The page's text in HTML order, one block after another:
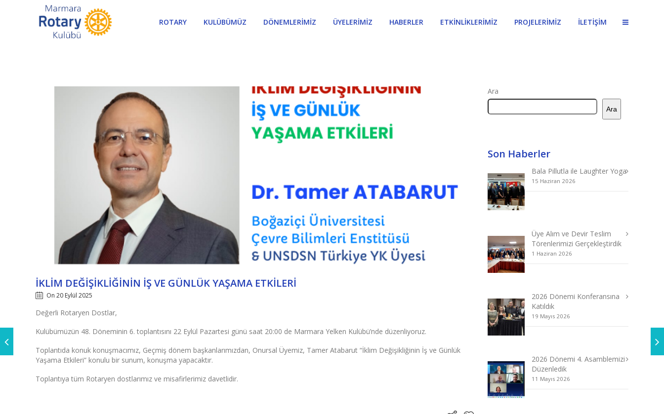
ROTARY KULÜBÜMÜZ DÖNEMLERİMİZ ÜYELERİMİZ HABERLER ETKİNLİKLERİMİZ PROJELERİMİZ İLETİŞİM
İKLIM DEĞIŞIKLIĞININ İŞ VE GÜNLÜK YAŞAMA ETKILERI
On 20 Eylül 2025
Değerli Rotaryen Dostlar,
Kulübümüzün 48. Döneminin 6. toplantısını 22 Eylül Pazartesi günü saat 20:00 de Marmara Yelken Kulübü’nde düzenliyoruz.
Toplantıda konuk konuşmacımız, Geçmiş dönem başkanlarımızdan, Onursal Üyemiz, Tamer Atabarut “İklim Değişikliğinin İş ve Günlük
Yaşama Etkileri” konulu bir sunum, konuşma yapacaktır.
Toplantıya tüm Rotaryen dostlarımız ve misafirlerimiz davetlidir.
Ara
Ara
Son Haberler
Bala Pillutla ile Laughter Yoga
15 Haziran 2026
Üye Alım ve Devir Teslim
Törenlerimizi Gerçekleştirdik
1 Haziran 2026
2026 Dönemi Konferansına
Katıldık
19 Mayıs 2026
2026 Dönemi 4. Asamblemizi
Düzenledik
11 Mayıs 2026